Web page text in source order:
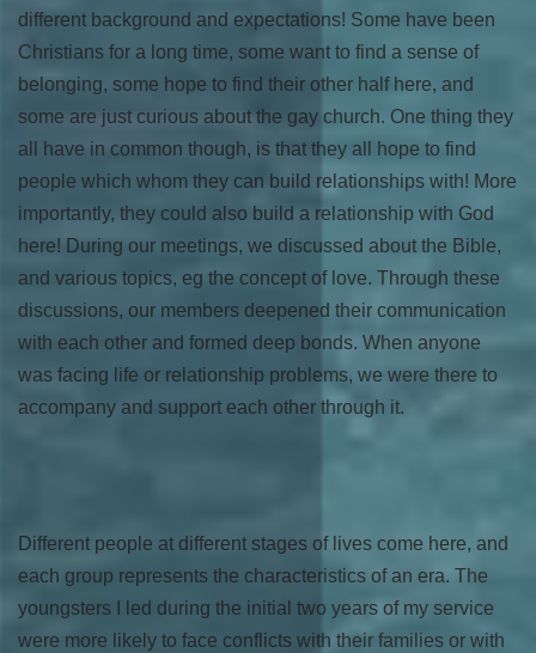
different background and expectations! Some have been
Christians for a long time, some want to find a sense of
belonging, some hope to find their other half here, and
some are just curious about the gay church. One thing they
all have in common though, is that they all hope to find
people which whom they can build relationships with! More
importantly, they could also build a relationship with God
here! During our meetings, we discussed about the Bible,
and various topics, eg the concept of love. Through these
discussions, our members deepened their communication
with each other and formed deep bonds. When anyone
was facing life or relationship problems, we were there to
accompany and support each other through it.
Different people at different stages of lives come here, and
each group represents the characteristics of an era. The
youngsters I led during the initial two years of my service
were more likely to face conflicts with their families or with